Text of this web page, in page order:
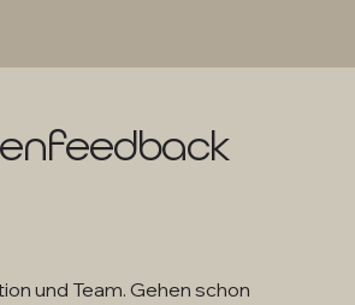
und Team. Gehen schon